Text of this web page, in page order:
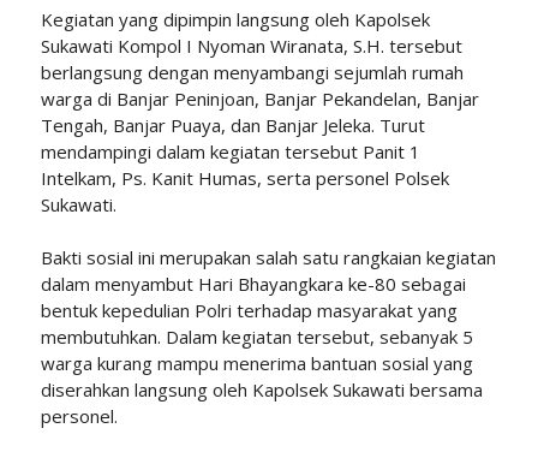
Kegiatan yang dipimpin langsung oleh Kapolsek
Sukawati Kompol I Nyoman Wiranata, S.H. tersebut
berlangsung dengan menyambangi sejumlah rumah
warga di Banjar Peninjoan, Banjar Pekandelan, Banjar
Tengah, Banjar Puaya, dan Banjar Jeleka. Turut
mendampingi dalam kegiatan tersebut Panit 1
Intelkam, Ps. Kanit Humas, serta personel Polsek
Sukawati.
Bakti sosial ini merupakan salah satu rangkaian kegiatan
dalam menyambut Hari Bhayangkara ke-80 sebagai
bentuk kepedulian Polri terhadap masyarakat yang
membutuhkan. Dalam kegiatan tersebut, sebanyak 5
warga kurang mampu menerima bantuan sosial yang
diserahkan langsung oleh Kapolsek Sukawati bersama
personel.